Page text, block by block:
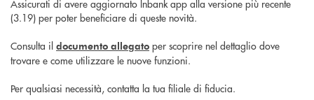
Assicurati di avere aggiornato lnbank app alla versione più recente
(3.19) per poter beneficiare di queste novità.
Consulta il documento allegato per scoprire nel dettaglio dove
trovare e come utilizzare le nuove funzioni.
Per qualsiasi necessità, contatta la tua filiale di fiducia.